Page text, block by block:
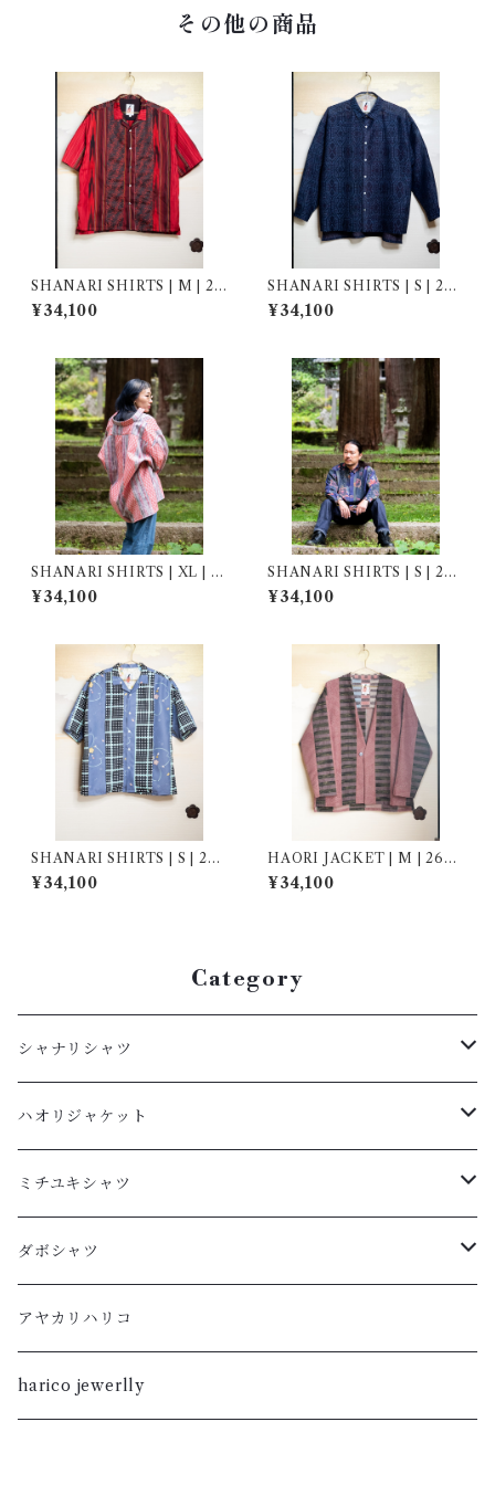
その他の商品
SHANARI SHIRTS | M | 26
3061
¥34,100
SHANARI SHIRTS | S | 262
039
¥34,100
SHANARI SHIRTS | XL | 2
61024
¥34,100
SHANARI SHIRTS | S | 261
039
¥34,100
SHANARI SHIRTS | S | 263
047
¥34,100
HAORI JACKET | M | 2690
01
¥34,100
Category
シャナリシャツ
長袖
XL
L
半袖
XL
L
ハオリジャケット
L
M
S
ミチユキシャツ
L
M
S
ダボシャツ
柿渋
XL
暮染
アヤカリハリコ
harico jewerlly